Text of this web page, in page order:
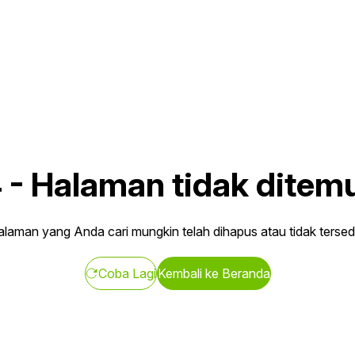
- Halaman tidak
yang Anda cari mungkin telah dihapus atau tidak
Coba LagiKembali ke Beranda